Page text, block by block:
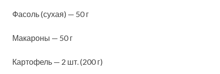
Фасоль (сухая) — 50 г
Макароны — 50 г
Картофель — 2 шт. (200 г)